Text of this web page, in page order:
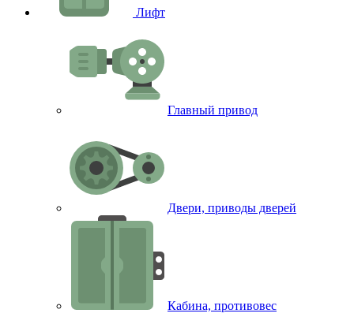
Лифт
Главный привод
Двери, приводы дверей
Кабина, противовес